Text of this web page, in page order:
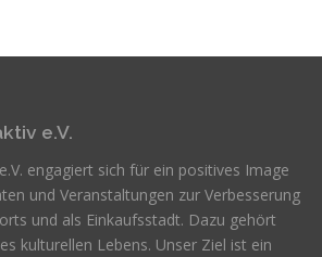
e.V.
engagiert sich für ein positives Image
und Veranstaltungen zur Verbesserung
und als Einkaufsstadt. Dazu gehört
kulturellen Lebens. Unser Ziel ist ein